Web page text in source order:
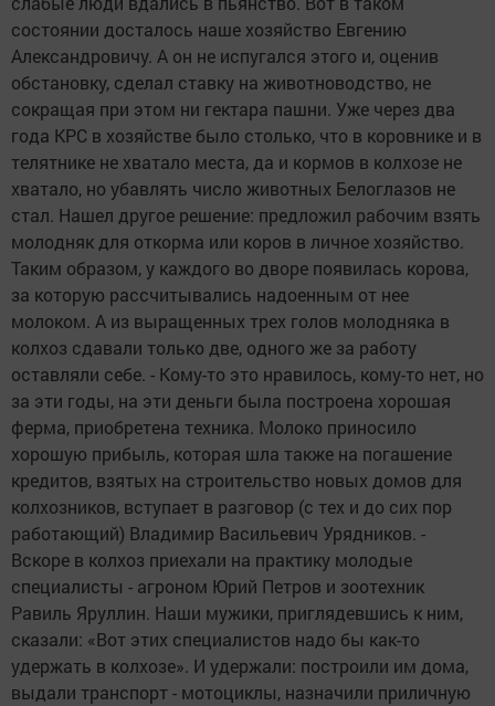
состоянии досталось наше хозяйство Евгению
Александровичу. А он не испугался этого и, оценив
обстановку, сделал ставку на животноводство, не
сокращая при этом ни гектара пашни. Уже через два
года КРС в хозяйстве было столько, что в коровнике и в
телятнике не хватало места, да и кормов в колхозе не
хватало, но убавлять число животных Белоглазов не
стал. Нашел другое решение: предложил рабочим взять
молодняк для откорма или коров в личное хозяйство.
Таким образом, у каждого во дворе появилась корова,
за которую рассчитывались надоенным от нее
молоком. А из выращенных трех голов молодняка в
колхоз сдавали только две, одного же за работу
оставляли себе. - Кому-то это нравилось, кому-то нет, но
за эти годы, на эти деньги была построена хорошая
ферма, приобретена техника. Молоко приносило
хорошую прибыль, которая шла также на погашение
кредитов, взятых на строительство новых домов для
колхозников, вступает в разговор (с тех и до сих пор
работающий) Владимир Васильевич Урядников. -
Вскоре в колхоз приехали на практику молодые
специалисты - агроном Юрий Петров и зоотехник
Равиль Яруллин. Наши мужики, приглядевшись к ним,
сказали: «Вот этих специалистов надо бы как-то
удержать в колхозе». И удержали: построили им дома,
выдали транспорт - мотоциклы, назначили приличную